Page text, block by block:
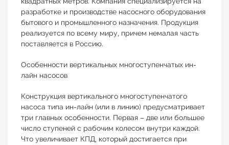
разработке и производстве насосного оборудования
бытового и промышленного назначения. Продукция
реализуется по всему миру, причем немалая часть
поставляется в Россию.
Особенности вертикальных многоступенчатых ин-
лайн насосов
Конструкция вертикального многоступенчатого
насоса типа ин-лайн (или в линию) предусматривает
три главных особенности. Первая – две или большее
число ступеней с рабочим колесом внутри каждой.
Что увеличивает КПД, который достигается при